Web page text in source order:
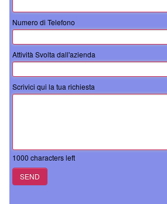
Numero di Telefono
Attività Svolta dall'azienda
Scrivici qui la tua richiesta
1000 characters left
SEND